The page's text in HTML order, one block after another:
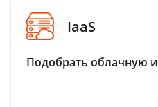
IaaS
Подобрать облачную